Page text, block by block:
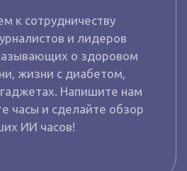
к сотрудничеству
и лидеров
о здоровом
жизни с диабетом,
Напишите нам
часы и сделайте обзор
ИИ часов!